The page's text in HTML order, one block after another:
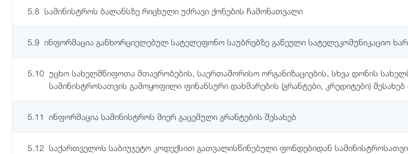
5.8 სამინისტროს ბალანსზე რიცხული უძრავი ქონების ჩამონათვალი
5.9 ინფორმაცია განხორციელებულ სატელეფონო საუბრებზე გაწეული სატელეკომუნიკაციო
5.10 უცხო სახელმწიფოთა მთავრობების, საერთაშორისო ორგანიზაციების, სხვა დონის
სამინისტროსათვის გამოყოფილი ფინანსური დახმარების (გრანტები, კრედიტები)
5.11 ინფორმაცია სამინისტროს მიერ გაცემული გრანტების შესახებ
5.12 საქართველოს საბიუჯეტო კოდექსით გათვალისწინებული ფონდებიდან